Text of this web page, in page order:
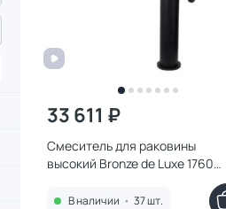
33 611 ₽
Смеситель для раковины
высокий Bronze de Luxe 1760
Лофт 3352SB черный матовый
В наличии • 37 шт.